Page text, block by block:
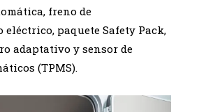
freno de
paquete Safety Pack,
adaptativo y sensor de
(TPMS).